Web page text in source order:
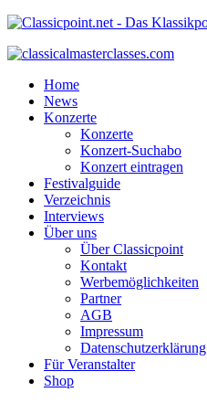
Home
News
Konzerte
Konzerte
Konzert-Suchabo
Konzert eintragen
Festivalguide
Verzeichnis
Interviews
Über uns
Über Classicpoint
Kontakt
Werbemöglichkeiten
Partner
AGB
Impressum
Datenschutzerklärung
Für Veranstalter
Shop